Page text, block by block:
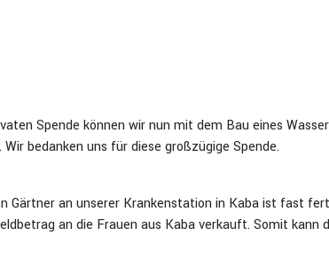
Spende können wir nun mit dem Bau eines
bedanken uns für diese großzügige Spende.
Gärtner an unserer Krankenstation in Kaba ist fast
an die Frauen aus Kaba verkauft. Somit